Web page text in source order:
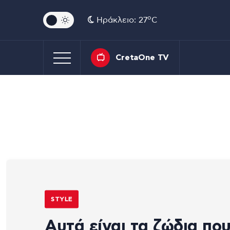
Ηράκλειο: 27oC
CretaOne TV
STYLE
Αυτά είναι τα ζώδια